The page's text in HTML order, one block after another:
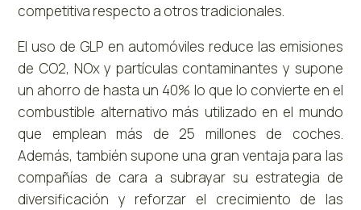
competitiva respecto a otros tradicionales.
El uso de GLP en automóviles reduce las emisiones
de CO2, NOx y partículas contaminantes y supone
un ahorro de hasta un 40% lo que lo convierte en el
combustible alternativo más utilizado en el mundo
que emplean más de 25 millones de coches.
Además, también supone una gran ventaja para las
compañías de cara a subrayar su estrategia de
diversificación y reforzar el crecimiento de las